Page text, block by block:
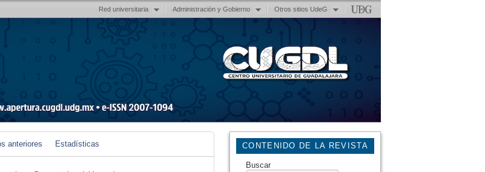
Red universitaria Administración y Gobierno Otros sitios UdeG
CONTENIDO DE LA REVISTA
Buscar
anteriores Estadísticas